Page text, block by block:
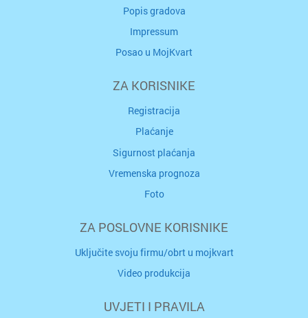
Popis gradova
Impressum
Posao u MojKvart
ZA KORISNIKE
Registracija
Plaćanje
Sigurnost plaćanja
Vremenska prognoza
Foto
ZA POSLOVNE KORISNIKE
Uključite svoju firmu/obrt u mojkvart
Video produkcija
UVJETI I PRAVILA